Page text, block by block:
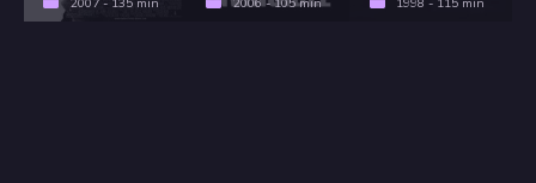
2007 - 135 min 2006 - 105 min 1998 - 115 min